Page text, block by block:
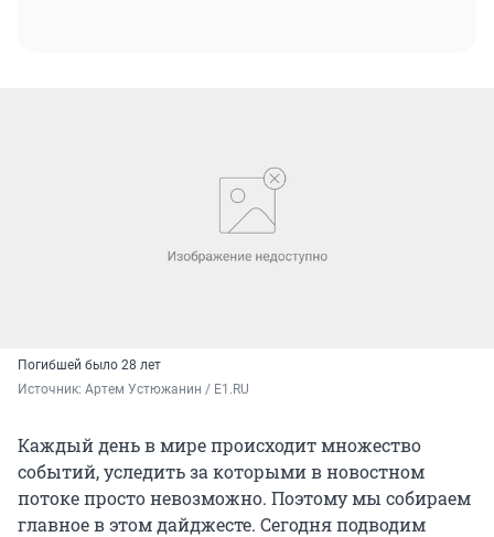
Погибшей было 28 лет
Источник: Артем Устюжанин / E1.RU
Каждый день в мире происходит множество
событий, уследить за которыми в новостном
потоке просто невозможно. Поэтому мы собираем
главное в этом дайджесте. Сегодня подводим